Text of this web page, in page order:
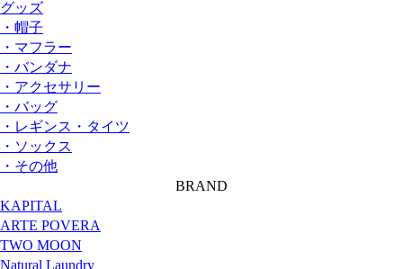
グッズ
・帽子
・マフラー
・バンダナ
・アクセサリー
・バッグ
・レギンス・タイツ
・ソックス
・その他
BRAND
KAPITAL
ARTE POVERA
TWO MOON
Natural Laundry